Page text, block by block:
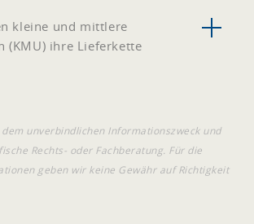
kleine und mittlere
(KMU) ihre Lieferkette
unverbindlichen Informationszweck und
Rechts- oder Fachberatung. Für die
geben wir keine Gewähr auf Richtigkeit